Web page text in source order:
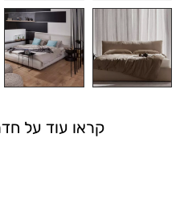
קראו עוד על